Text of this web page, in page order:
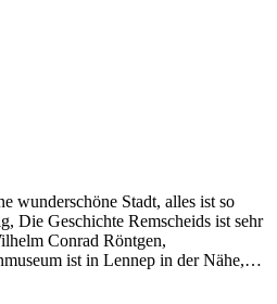
wunderschöne Stadt, alles ist so
Die Geschichte Remscheids ist sehr
Conrad Röntgen,
ist in Lennep in der Nähe,
man Alles finden & kaufen kann.